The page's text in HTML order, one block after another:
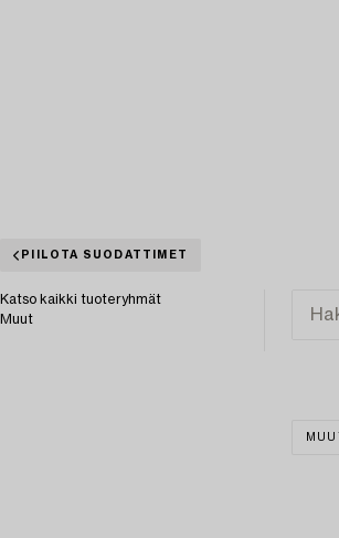
PIILOTA SUODATTIMET
Katso kaikki tuoteryhmät
Muut